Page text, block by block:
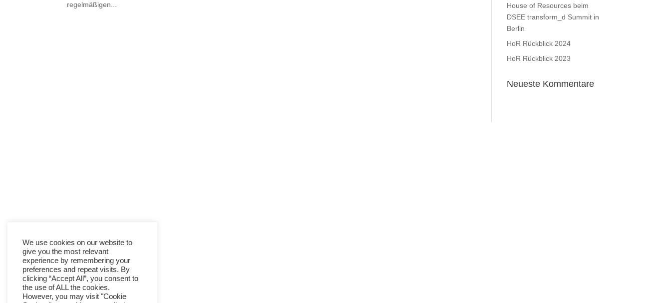
regelmäßigen...
House of Resources beim
DSEE transform_d Summit in
Berlin
HoR Rückblick 2024
HoR Rückblick 2023
Neueste Kommentare
Mai 2023
April 2023
Januar 2023
Oktober 2022
We use cookies on our website to
give you the most relevant
experience by remembering your
preferences and repeat visits. By
clicking “Accept All”, you consent to
the use of ALL the cookies.
However, you may visit "Cookie